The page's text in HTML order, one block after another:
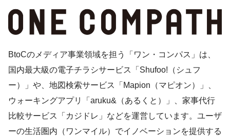
BtoCのメディア事業領域を担う「ワン・コンパス」は、
国内最大級の電子チラシサービス「Shufoo!（シュフ
ー）」や、地図検索サービス「Mapion（マピオン）」、
ウォーキングアプリ「aruku&（あるくと）」、家事代行
比較サービス「カジドレ」などを運営しています。ユーザ
ーの生活圏内（ワンマイル）でイノベーションを提供する